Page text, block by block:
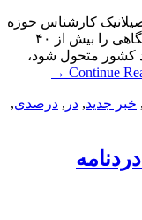
التحصیلانیک کارشناس حوزه
کار نرخ بیکاری زنان و فارغ التحصیلان دانشگاهی را بیش از ۴۰
کشور متحول شود،
Continue
→
, خبر جدید, در , درصدی,